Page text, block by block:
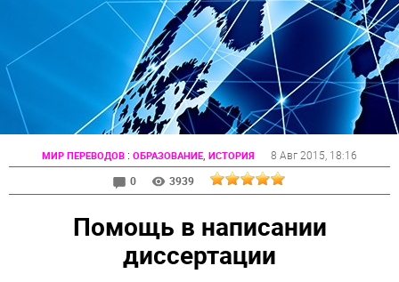
МИР ПЕРЕВОДОВ : ОБРАЗОВАНИЕ, ИСТОРИЯ 8 Авг 2015 , 18:16
0
3939
Помощь в написании
диссертации